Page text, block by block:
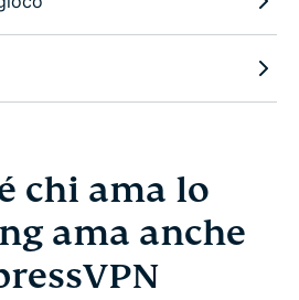
chi ama lo
ama anche